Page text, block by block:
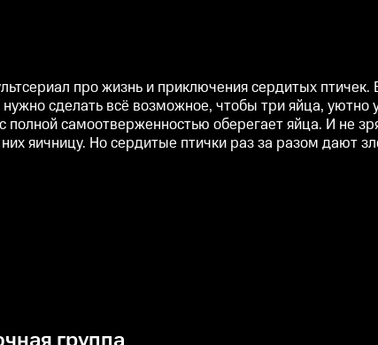
про жизнь и приключения сердитых
сделать всё возможное, чтобы три яйца,
полной самоотверженностью оберегает яйца. И не
яичницу. Но сердитые птички раз за разом дают